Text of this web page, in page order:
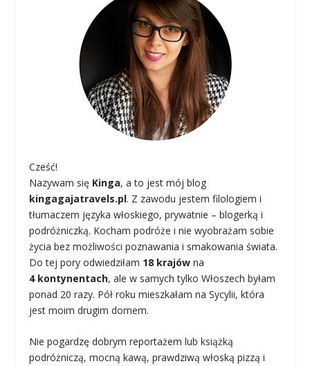
Cześć!
Nazywam się Kinga, a to jest mój blog
kingagajatravels.pl. Z zawodu jestem filologiem i
tłumaczem języka włoskiego, prywatnie – blogerką i
podróżniczką. Kocham podróże i nie wyobrażam sobie
życia bez możliwości poznawania i smakowania świata.
Do tej pory odwiedziłam 18 krajów na
4 kontynentach, ale w samych tylko Włoszech byłam
ponad 20 razy. Pół roku mieszkałam na Sycylii, która
jest moim drugim domem.
Nie pogardzę dobrym reportażem lub książką
podróżniczą, mocną kawą, prawdziwą włoską pizzą i